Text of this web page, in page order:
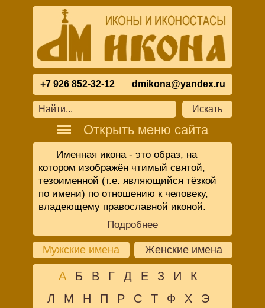
+7 926 852-32-12 dmikona@yandex.ru
Открыть меню сайта
Именная икона - это образ, на
котором изображён чтимый святой,
тезоименной (т.е. являющийся тёзкой
по имени) по отношению к человеку,
владеющему православной иконой.
Подробнее
Мужские имена Женские имена
А Б В Г Д Е З И
К
Л
М Н П Р С Т Ф Х
Э